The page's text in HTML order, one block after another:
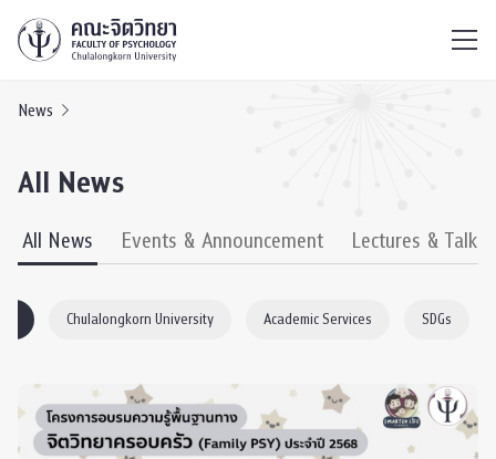
News
All News
All News Events & Announcement Lectures & Talks
Chulalongkorn University Academic Services SDGs